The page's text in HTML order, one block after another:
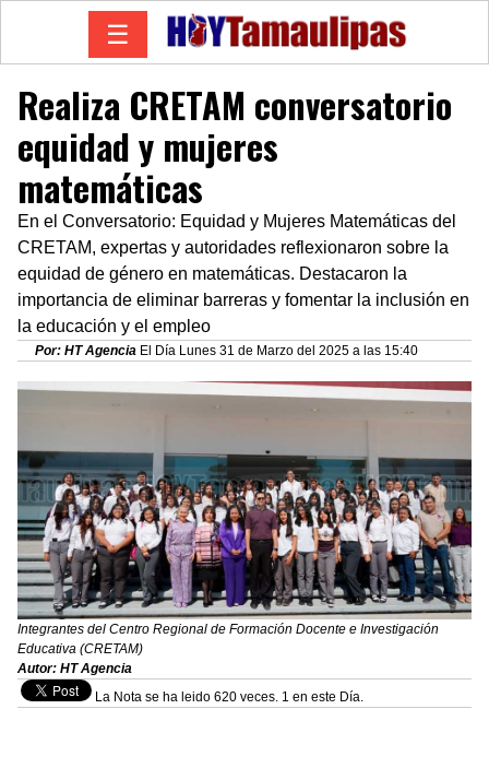
☰
Realiza CRETAM conversatorio
equidad y mujeres
matemáticas
En el Conversatorio: Equidad y Mujeres Matemáticas del
CRETAM, expertas y autoridades reflexionaron sobre la
equidad de género en matemáticas. Destacaron la
importancia de eliminar barreras y fomentar la inclusión en
la educación y el empleo
Por: HT Agencia El Día Lunes 31 de Marzo del 2025 a las 15:40
Integrantes del Centro Regional de Formación Docente e Investigación
Educativa (CRETAM)
Autor: HT Agencia
La Nota se ha leido 620 veces. 1 en este Día.